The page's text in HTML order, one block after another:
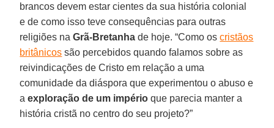
brancos devem estar cientes da sua história colonial
e de como isso teve consequências para outras
religiões naGrã-Bretanha de hoje. “Como oscristãos
britânicos são percebidos quando falamos sobre as
reivindicações de Cristo em relação a uma
comunidade da diáspora que experimentou o abuso e
aexploração de um império que parecia manter a
história cristã no centro do seu projeto?”